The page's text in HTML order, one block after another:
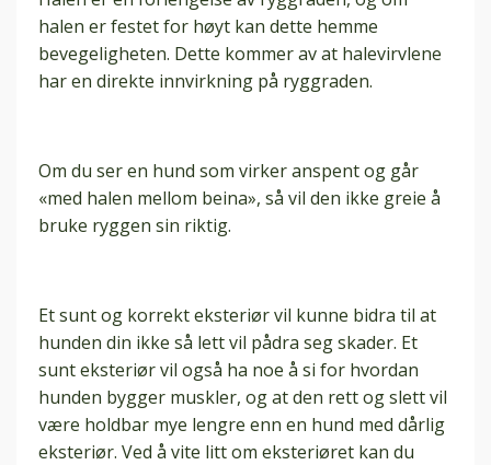
halen er festet for høyt kan dette hemme
bevegeligheten. Dette kommer av at halevirvlene
har en direkte innvirkning på ryggraden.
Om du ser en hund som virker anspent og går
«med halen mellom beina», så vil den ikke greie å
bruke ryggen sin riktig.
Et sunt og korrekt eksteriør vil kunne bidra til at
hunden din ikke så lett vil pådra seg skader. Et
sunt eksteriør vil også ha noe å si for hvordan
hunden bygger muskler, og at den rett og slett vil
være holdbar mye lengre enn en hund med dårlig
eksteriør. Ved å vite litt om eksteriøret kan du